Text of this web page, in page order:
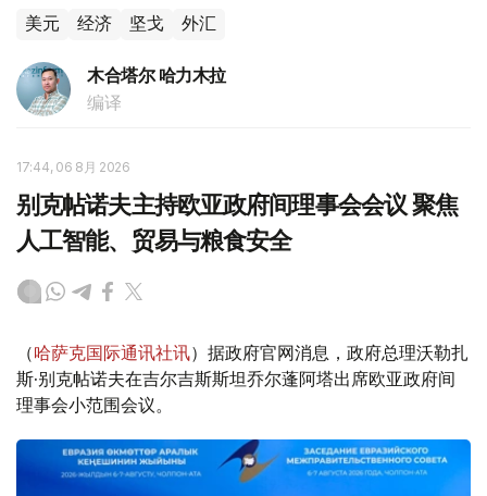
美元 经济 坚戈 外汇
木合塔尔 哈力木拉
编译
17:44, 06 8月 2026
别克帖诺夫主持欧亚政府间理事会会议 聚焦
人工智能、贸易与粮食安全
（哈萨克国际通讯社讯）据政府官网消息，政府总理沃勒扎
斯·别克帖诺夫在吉尔吉斯斯坦乔尔蓬阿塔出席欧亚政府间
理事会小范围会议。